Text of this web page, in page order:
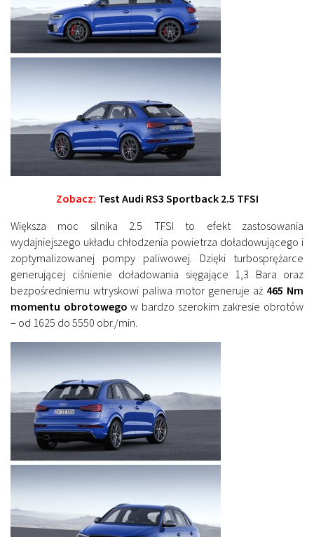
Zobacz: Test Audi RS3 Sportback 2.5 TFSI
Większa moc silnika 2.5 TFSI to efekt zastosowania
wydajniejszego układu chłodzenia powietrza doładowującego i
zoptymalizowanej pompy paliwowej. Dzięki turbosprężarce
generującej ciśnienie doładowania sięgające 1,3 Bara oraz
bezpośredniemu wtryskowi paliwa motor generuje aż 465 Nm
momentu obrotowego w bardzo szerokim zakresie obrotów
– od 1625 do 5550 obr./min.